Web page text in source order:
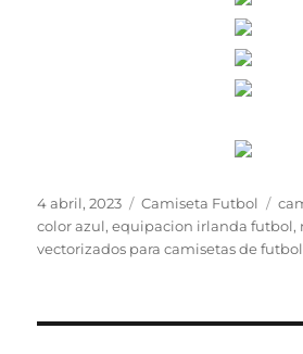
Publicado
el
4 abril, 2023 Categorías
Camiseta Futbol
color azul,equipacion irlanda futbol,
vectorizados para camisetas de